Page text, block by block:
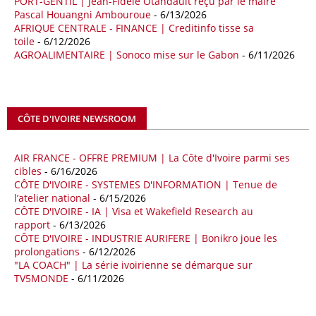
Les deux pays veulent accélérer leurs projets gaziers communs, afin
de sécuriser davantage les approvisionnements énergétiques en
Méditerranée, dans un contexte marqué par des tensions
géopolitiques internationales et des perturbations sur le marché
mondial du gaz. Réunis à Rome le jeudi 7 mai, la Première ministre
coopération et les investissements dans le secteur énergétique. Cette
séquence survient alors que Rome cherche à réduire son exposition
18/04/26 ALGERIE - BP
La multinationale BP signe son retour en Algérie où un permis de
prospection d’hydrocarbures dans le bassin oriental lui a été attribué
par l’Agence nationale pour la valorisation des ressources en
hydrocarbures (ALNAFT). L’information rendue publique mercredi 15
avril par l’institution, intervient dans le cadre de sa politique de relance
de l’exploration. Le périmètre concerné se situe dans une zone de
l’est du pays jugée peu explorée malgré son potentiel. BP pourra y
lancer ses premières opérations de prospection sur le terrain portant
Pascal Houangni Ambouroue - 6/13/2026
AFRIQUE CENTRALE - FINANCE | Creditinfo tisse sa
toile - 6/12/2026
AGROALIMENTAIRE | Sonoco mise sur le Gabon - 6/11/2026
CÔTE D'IVOIRE NEWSROOM
AIR FRANCE - OFFRE PREMIUM | La Côte d'Ivoire parmi ses
cibles - 6/16/2026
CÔTE D'IVOIRE - SYSTEMES D'INFORMATION | Tenue de
l’atelier national - 6/15/2026
CÔTE D'IVOIRE - IA | Visa et Wakefield Research au
rapport - 6/13/2026
CÔTE D'IVOIRE - INDUSTRIE AURIFERE | Bonikro joue les
prolongations - 6/12/2026
"LA COACH" | La série ivoirienne se démarque sur
TV5MONDE - 6/11/2026